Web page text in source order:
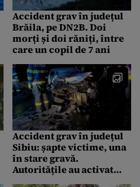
Accident grav în județul
Brăila, pe DN2B. Doi
morți și doi răniți, între
care un copil de 7 ani
Accident grav în județul
Sibiu: șapte victime, una
în stare gravă.
Autoritățile au activat